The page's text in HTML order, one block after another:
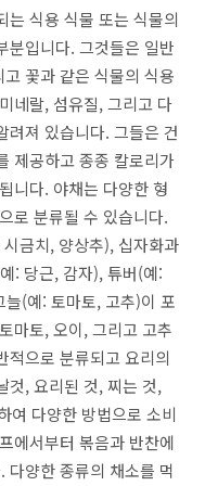
는 식용 식물 또는 식물의
분입니다. 그것들은 일반
꽃과 같은 식물의 식용
네랄, 섬유질, 그리고 다
려져 있습니다. 그들은 건
제공하고 종종 칼로리가
니다. 야채는 다양한 형
로 분류될 수 있습니다.
금치, 양상추), 십자화과
: 당근, 감자), 튜버(예:
(예: 토마토, 고추)이 포
마토, 오이, 그리고 고추
적으로 분류되고 요리의
것, 요리된 것, 찌는 것,
여 다양한 방법으로 소비
에서부터 볶음과 반찬에
다양한 종류의 채소를 먹